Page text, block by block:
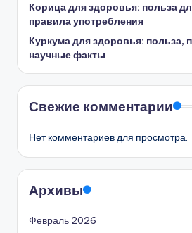
Корица для здоровья: польза
правила употребления
Куркума для здоровья: польза,
научные факты
Свежие комментарии
Нет комментариев для просмотра.
Архивы
Февраль 2026